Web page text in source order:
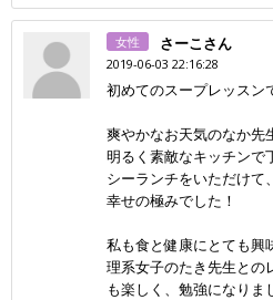
女性 さーこさん
2019-06-03 22:16:28
初めてのスープレッスン
爽やかなお天気のなか先
明るく素敵なキッチンで
シーランチをいただけて、
幸せの極みでした！
私も食と健康にとても興
理系女子のたき先生との
も楽しく、勉強になりま